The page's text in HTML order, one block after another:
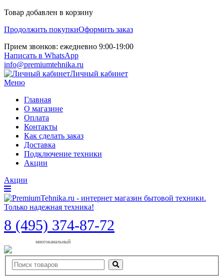
Товар добавлен в корзину
Продолжить покупкиОформить заказ
Прием звонков: ежедневно 9:00-19:00
Написать в WhatsApp
info@premiumtehnika.ru
Личный кабинет
Меню
Главная
О магазине
Оплата
Контакты
Как сделать заказ
Доставка
Подключение техники
Акции
Акции
8 (495) 374-87-72
многоканальный